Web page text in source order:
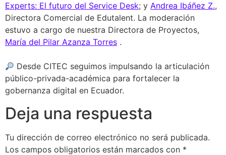
Experts: El futuro del Service Desk; y Andrea Ibáñez Z.,
Directora Comercial de Edutalent. La moderación
estuvo a cargo de nuestra Directora de Proyectos,
María del Pilar Azanza Torres .
Desde CITEC seguimos impulsando la articulación
público-privada-académica para fortalecer la
gobernanza digital en Ecuador.
Deja una respuesta
Tu dirección de correo electrónico no será publicada.
Los campos obligatorios están marcados con *